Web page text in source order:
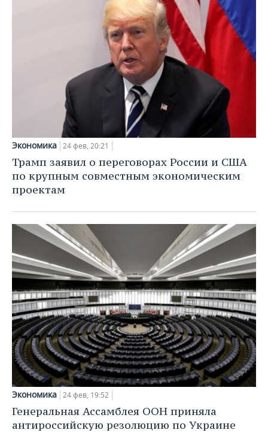
Экономика 24 фев, 20:21
Трамп заявил о переговорах России и США
по крупным совместным экономическим
проектам
Экономика 24 фев, 19:52
Генеральная Ассамблея ООН приняла
антироссийскую резолюцию по Украине